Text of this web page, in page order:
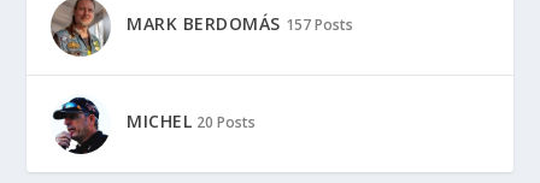
MARK BERDOMÁS 157 Posts
MICHEL 20 Posts